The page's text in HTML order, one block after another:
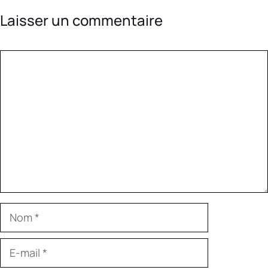
Laisser un commentaire
Nom